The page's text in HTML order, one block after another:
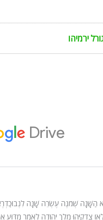
ירמיהו
הַשָּׁנָה שְׁמֹנֶה עֶשְׂרֵה שָׁנָה
צִדְקִיָּהוּ מֶלֶךְ יְהוּדָה לֵאמֹר